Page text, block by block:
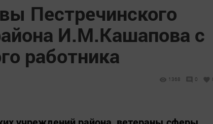
Пестречинского
И.М.Кашапова с
работника
1368 0